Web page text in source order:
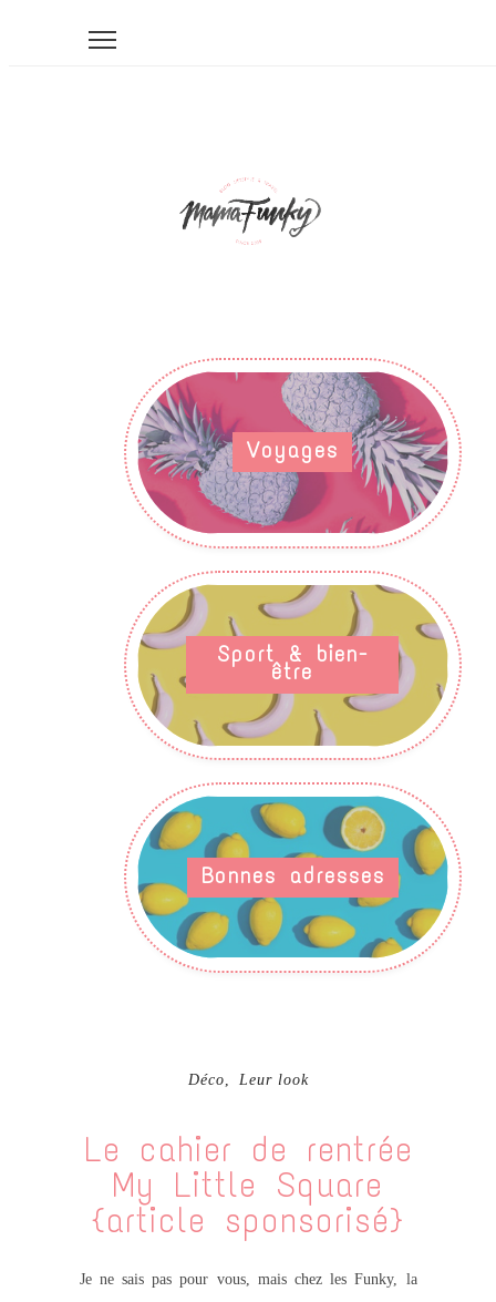
Voyages
Sport & bien-
être
Bonnes adresses
Déco, Leur look
Le cahier de rentrée
My Little Square
{article sponsorisé}
Je ne sais pas pour vous, mais chez les Funky, la